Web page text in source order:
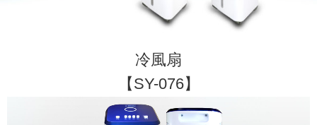
冷風扇
【SY-076】